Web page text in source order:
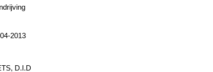
2013
D.I.D